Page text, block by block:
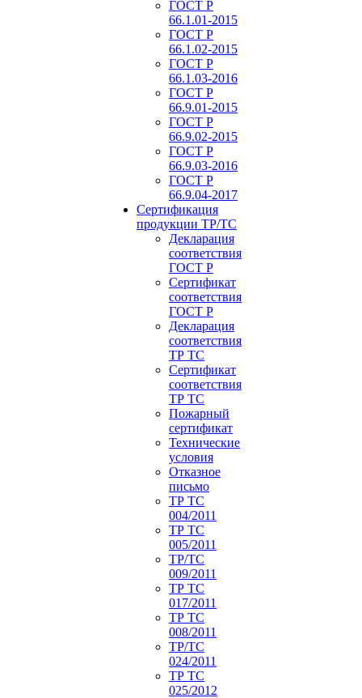
ГОСТ Р
66.1.01-2015
ГОСТ Р
66.1.02-2015
ГОСТ Р
66.1.03-2016
ГОСТ Р
66.9.01-2015
ГОСТ Р
66.9.02-2015
ГОСТ Р
66.9.03-2016
ГОСТ Р
66.9.04-2017
Сертификация
продукции ТР/ТС
Декларация
соответствия
ГОСТ Р
Сертификат
соответствия
ГОСТ Р
Декларация
соответствия
ТР ТС
Сертификат
соответствия
ТР ТС
Пожарный
сертификат
Технические
условия
Отказное
письмо
ТР ТС
004/2011
ТР ТС
005/2011
ТР/ТС
009/2011
ТР ТС
017/2011
ТР ТС
008/2011
ТР/ТС
024/2011
ТР ТС
025/2012